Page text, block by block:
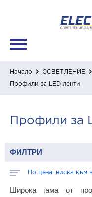
Начало ОСВЕТЛЕНИЕ
Профили за LED ленти
Профили за
ФИЛТРИ
По цена: ниска към
Широка гама от